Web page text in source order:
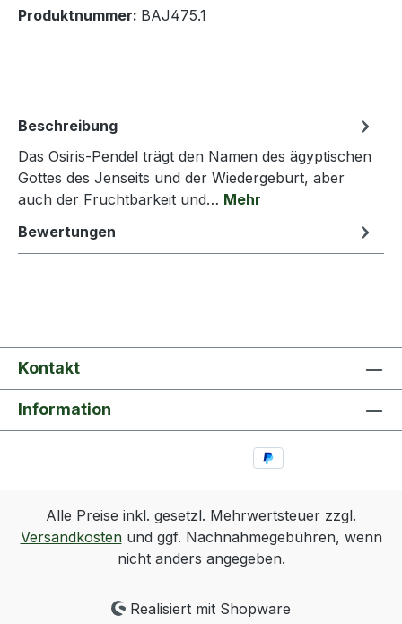
Produktnummer: BAJ475.1
Beschreibung
Das Osiris-Pendel trägt den Namen des ägyptischen
Gottes des Jenseits und der Wiedergeburt, aber
auch der Fruchtbarkeit und… Mehr
Bewertungen
Kontakt
Information
Alle Preise inkl. gesetzl. Mehrwertsteuer zzgl.
Versandkostenund ggf. Nachnahmegebühren, wenn
nicht anders angegeben.
Realisiert mit Shopware